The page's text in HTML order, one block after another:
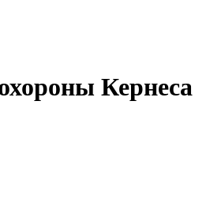
Кернеса